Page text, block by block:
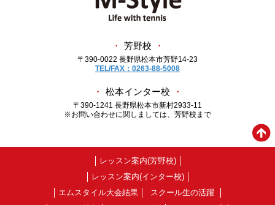
・ 芳野校 ・
〒390-0022 長野県松本市芳野14-23
TEL/FAX：0263-88-5008
・ 松本インター校 ・
〒390-1241 長野県松本市新村2933-11
※お問い合わせに関しましては、芳野校まで
レッスン案内(芳野校)
レッスン案内(インター校)
エムスタイル大会結果
スクール生の活躍